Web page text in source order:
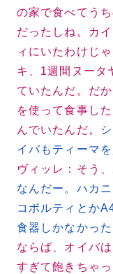
の家で食べてう
だったしね。カ
ィにいたわけじ
キ、1週間ヌータ
ていたんだ。だ
を使って食事し
んでいたんだ。
イバもティーマ
ヴィッレ：そう
なんだー。ハカ
コボルティとか
食器しかなかっ
ならば、オイバ
すぎて飽きちゃ